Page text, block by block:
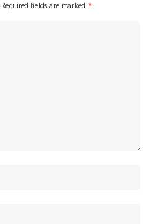
Required fields are marked *